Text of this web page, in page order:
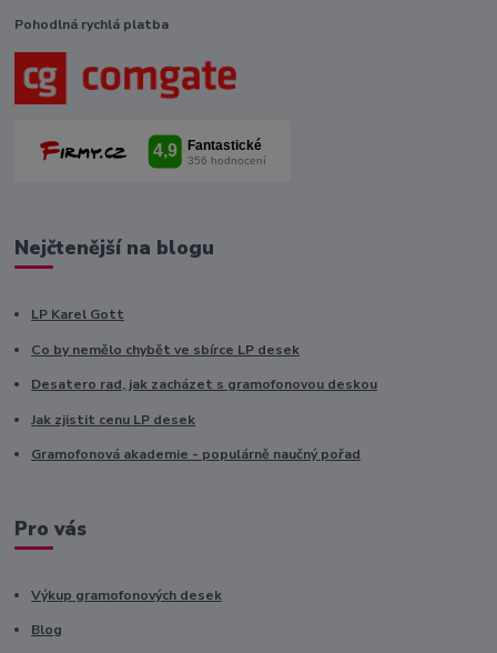
Pohodlná rychlá platba
Nejčtenější na blogu
LP Karel Gott
Co by nemělo chybět ve sbírce LP desek
Desatero rad, jak zacházet s gramofonovou deskou
Jak zjistit cenu LP desek
Gramofonová akademie - populárně naučný pořad
Pro vás
Výkup gramofonových desek
Blog